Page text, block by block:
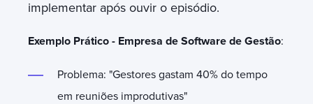
implementar após ouvir o episódio.
Exemplo Prático - Empresa de Software de Gestão:
Problema: "Gestores gastam 40% do tempo
em reuniões improdutivas"